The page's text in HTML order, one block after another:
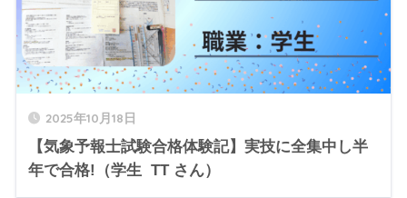
2025年10月18日
【気象予報士試験合格体験記】実技に全集中し半
年で合格!（学生 TT さん）